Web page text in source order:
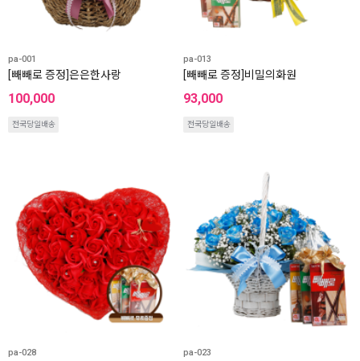
pa-001
[빼빼로 증정]은은한사랑
100,000
전국당일배송
pa-013
[빼빼로 증정]비밀의화원
93,000
전국당일배송
pa-028 pa-023